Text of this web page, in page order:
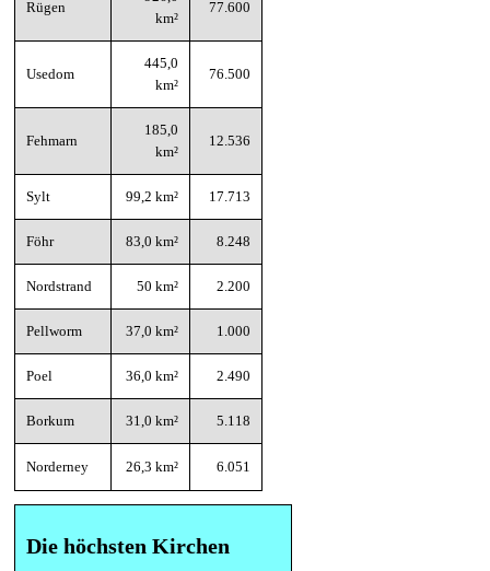
Rügen
km²
77.600
Usedom
445,0
km²
76.500
Fehmarn
185,0
km²
12.536
Sylt 99,2 km² 17.713
Föhr 83,0 km² 8.248
Nordstrand 50 km² 2.200
Pellworm 37,0 km² 1.000
Poel 36,0 km² 2.490
Borkum 31,0 km² 5.118
Norderney 26,3 km² 6.051
Die höchsten Kirchen